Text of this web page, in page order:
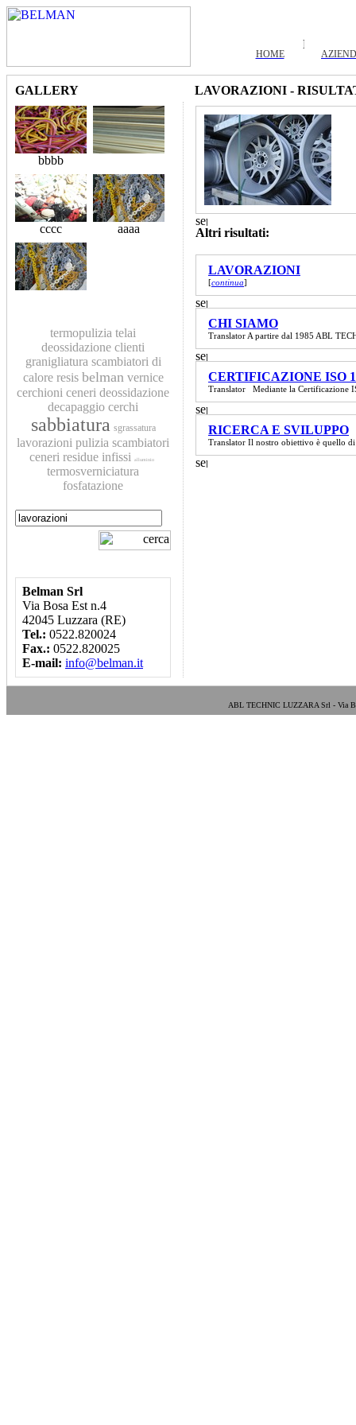
HOME
GALLERY LAVORAZIONI -
bbbb
cccc aaaa
termopulizia telai
deossidazione clienti
granigliatura scambiatori di
calore resis belman vernice
cerchioni ceneri deossidazione
decapaggio cerchi
sabbiatura sgrassatura
lavorazioni pulizia scambiatori
ceneri residue infissi alluminio
termosverniciatura
fosfatazione
Belman Srl
Via Bosa Est n.4
42045 Luzzara (RE)
Tel.: 0522.820024
Fax.: 0522.820025
E-mail: info@belman.it
Altri risultati:
LAVORAZIONI
[continua]
CHI SIAMO
Translator A partire dal 1985 ABL
CERTIFICAZIONE ISO
Translator Mediante la Certificazione
RICERCA E SVILUPPO
Translator Il nostro obiettivo è quello
ABL TECHNIC LUZZARA Srl - Via